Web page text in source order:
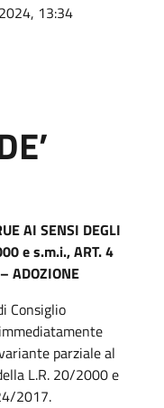
13:34
AI SENSI DEGLI
e s.m.i., ART. 4
ADOZIONE
Consiglio
parziale al
L.R. 20/2000 e
2017.